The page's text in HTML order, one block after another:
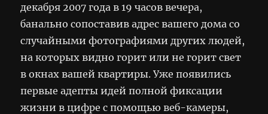
декабря 2007 года в 19 часов вечера,
банально сопоставив адрес вашего дома со
случайными фотографиями других людей,
на которых видно горит или не горит свет
в окнах вашей квартиры. Уже появились
первые адепты идей полной фиксации
жизни в цифре с помощью веб-камеры,